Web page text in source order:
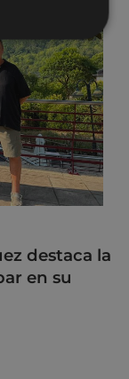
destaca la
en su